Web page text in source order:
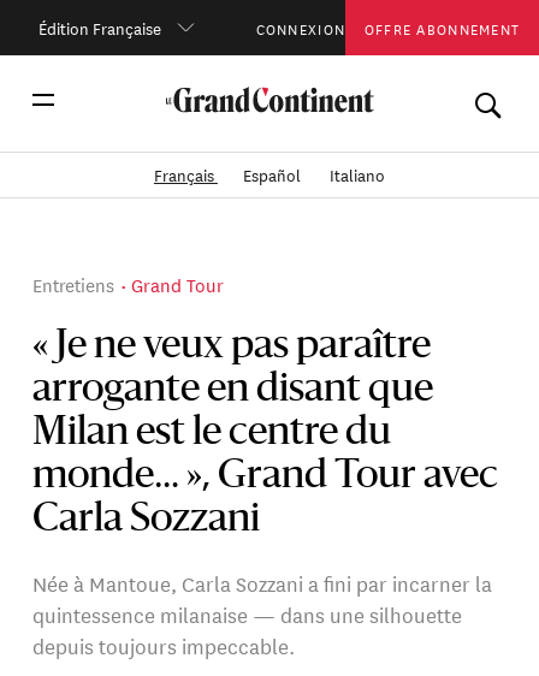
Édition Française CONNEXION OFFRE ABONNEMENT
Français Español Italiano
« Je ne veux pas paraître
arrogante en disant que
Milan est le centre du
monde… », Grand Tour avec
Carla Sozzani
Entretiens Grand Tour
Née à Mantoue, Carla Sozzani a fini par incarner la
quintessence milanaise — dans une silhouette
depuis toujours impeccable.